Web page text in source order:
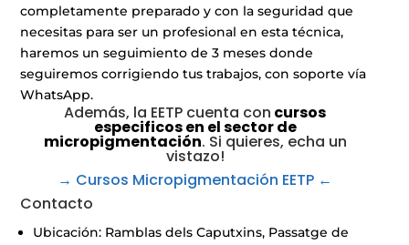
completamente preparado y con la seguridad que
necesitas para ser un profesional en esta técnica,
haremos un seguimiento de 3 meses donde
seguiremos corrigiendo tus trabajos, con soporte vía
WhatsApp.
Además, la EETP cuenta con cursos
especificos en el sector de
micropigmentación. Si quieres, echa un
vistazo!
→ Cursos Micropigmentación EETP ←
Contacto
Ubicación: Ramblas dels Caputxins, Passatge de